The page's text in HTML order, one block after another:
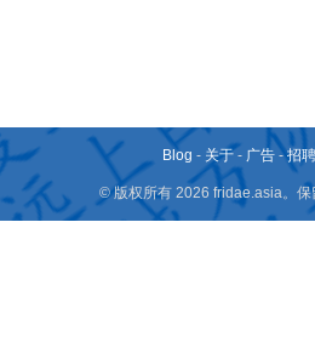
Blog - 关于 - 广告 -招
© 版权所有 2026 fridae.asia。